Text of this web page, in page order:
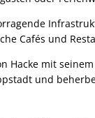
Cafés und
Hacke mit
und